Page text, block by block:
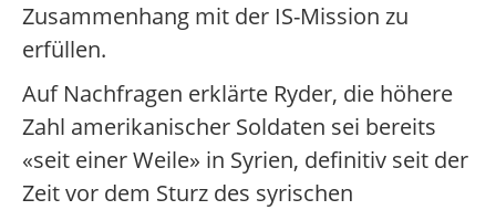
Zusammenhang mit der IS-Mission zu
erfüllen.
Auf Nachfragen erklärte Ryder, die höhere
Zahl amerikanischer Soldaten sei bereits
«seit einer Weile» in Syrien, definitiv seit der
Zeit vor dem Sturz des syrischen